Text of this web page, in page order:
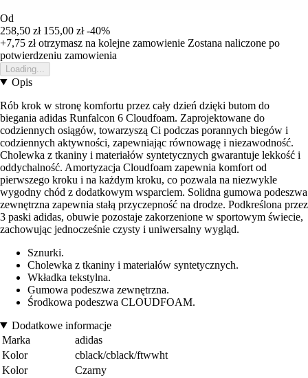
Od
258,50 zł 155,00 zł -40%
+7,75 złotrzymasz na kolejne zamowienie Zostana naliczone po
potwierdzeniu zamowienia
Loading...
Opis
Rób krok w stronę komfortu przez cały dzień dzięki butom do
biegania adidas Runfalcon 6 Cloudfoam. Zaprojektowane do
codziennych osiągów, towarzyszą Ci podczas porannych biegów i
codziennych aktywności, zapewniając równowagę i niezawodność.
Cholewka z tkaniny i materiałów syntetycznych gwarantuje lekkość i
oddychalność. Amortyzacja Cloudfoam zapewnia komfort od
pierwszego kroku i na każdym kroku, co pozwala na niezwykle
wygodny chód z dodatkowym wsparciem. Solidna gumowa podeszwa
zewnętrzna zapewnia stałą przyczepność na drodze. Podkreślona przez
3 paski adidas, obuwie pozostaje zakorzenione w sportowym świecie,
zachowując jednocześnie czysty i uniwersalny wygląd.
Sznurki.
Cholewka z tkaniny i materiałów syntetycznych.
Wkładka tekstylna.
Gumowa podeszwa zewnętrzna.
Środkowa podeszwa CLOUDFOAM.
Dodatkowe informacje
Marka
adidas
Kolor
cblack/cblack/ftwwht
Kolor
Czarny